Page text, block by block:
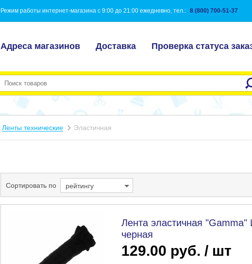
Режим работы интернет-магазина с 9:00 до 21:00 ежедневно, тел.: 8 (800) 700-51-37
Адреса магазинов Доставка Проверка статуса
Ленты технические Эластичная
Сортировать по рейтингу
Лента эластичная
черная
129.00 руб. / шт